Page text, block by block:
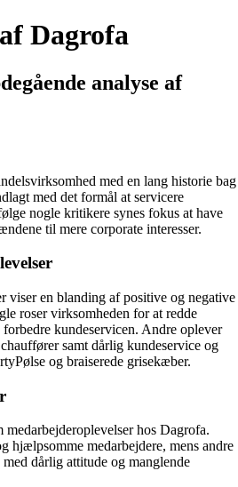
Dagrofa
analyse af
med en lang historie bag
med det formål at servicere
nogle kritikere synes fokus at have
til mere corporate interesser.
viser en blanding af positive og negative
roser virksomheden for at redde
kundeservicen. Andre oplever
samt dårlig kundeservice og
og braiserede grisekæber.
medarbejderoplevelser hos Dagrofa.
hjælpsomme medarbejdere, mens andre
dårlig attitude og manglende